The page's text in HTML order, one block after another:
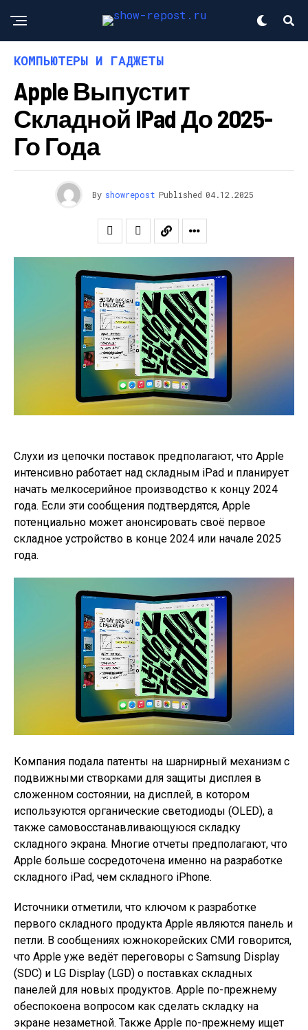
КОМПЬЮТЕРЫ И ГАДЖЕТЫ
Apple Выпустит
Складной IPad До 2025-
Го Года
By showrepost Published 04.12.2025
Слухи из цепочки поставок предполагают, что Apple
интенсивно работает над складным iPad и планирует
начать мелкосерийное производство к концу 2024
года. Если эти сообщения подтвердятся, Apple
потенциально может анонсировать своё первое
складное устройство в конце 2024 или начале 2025
года.
Компания подала патенты на шарнирный механизм с
подвижными створками для защиты дисплея в
сложенном состоянии, на дисплей, в котором
используются органические светодиоды (OLED), а
также самовосстанавливающуюся складку
складного экрана. Многие отчеты предполагают, что
Apple больше сосредоточена именно на разработке
складного iPad, чем складного iPhone.
Источники отметили, что ключом к разработке
первого складного продукта Apple являются панель и
петли. В сообщениях южнокорейских СМИ говорится,
что Apple уже ведёт переговоры с Samsung Display
(SDC) и LG Display (LGD) о поставках складных
панелей для новых продуктов. Apple по-прежнему
обеспокоена вопросом как сделать складку на
экране незаметной. Также Apple по-прежнему ищет